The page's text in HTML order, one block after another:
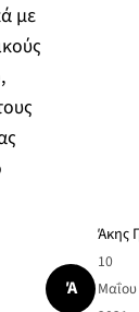
με
Ά
Άκης
10
Μαΐου